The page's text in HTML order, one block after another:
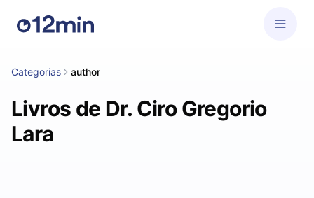
Categorias author
Livros de Dr. Ciro Gregorio
Lara